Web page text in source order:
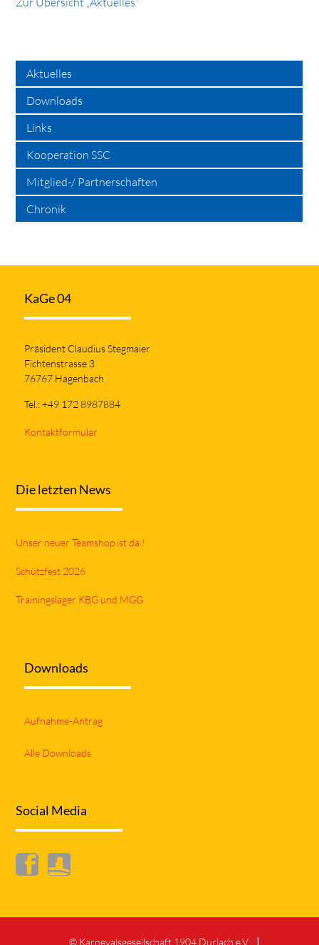
Aktuelles
Downloads
Links
Kooperation SSC
Mitglied-/ Partnerschaften
Chronik
KaGe 04
Präsident Claudius Stegmaier
Fichtenstrasse 3
76767 Hagenbach
Tel.: +49 172 8987884
Kontaktformular
Die letzten News
Unser neuer Teamshop ist da !
Schützfest 2026
Trainingslager KBG und MGG
Downloads
Aufnahme-Antrag
Alle Downloads
Social Media
© Karnevalsgesellschaft 1904 Durlach e.V.